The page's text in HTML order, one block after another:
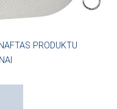
PRODUKTU